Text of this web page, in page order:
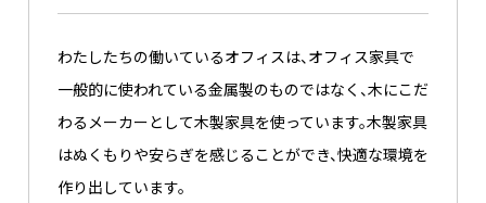
わたしたちの働いているオフィスは、オフィス家具で
一般的に使われている金属製のものではなく、木にこだ
わるメーカーとして木製家具を使っています。木製家具
はぬくもりや安らぎを感じることができ、快適な環境を
作り出しています。